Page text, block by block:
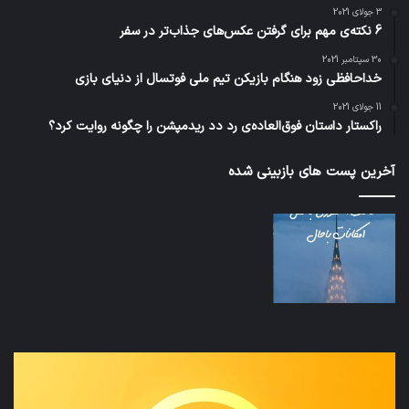
3 جولای 2021
6 نکته‌ی مهم برای گرفتن عکس‌های جذاب‌تر در سفر
30 سپتامبر 2021
خداحافظی زود هنگام بازیکن تیم ملی فوتسال از دنیای بازی
11 جولای 2021
راکستار داستان فوق‌العاده‌ی رد دد ریدمپشن را چگونه روایت کرد؟
آخرین پست های بازبینی شده